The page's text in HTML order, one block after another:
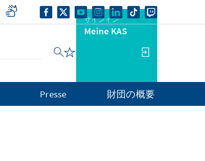
サインイン
Meine KAS
Presse 財団の概要